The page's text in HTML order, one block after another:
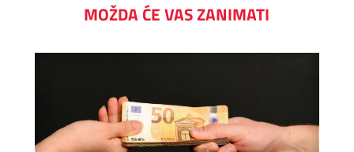
MOŽDA ĆE VAS ZANIMATI